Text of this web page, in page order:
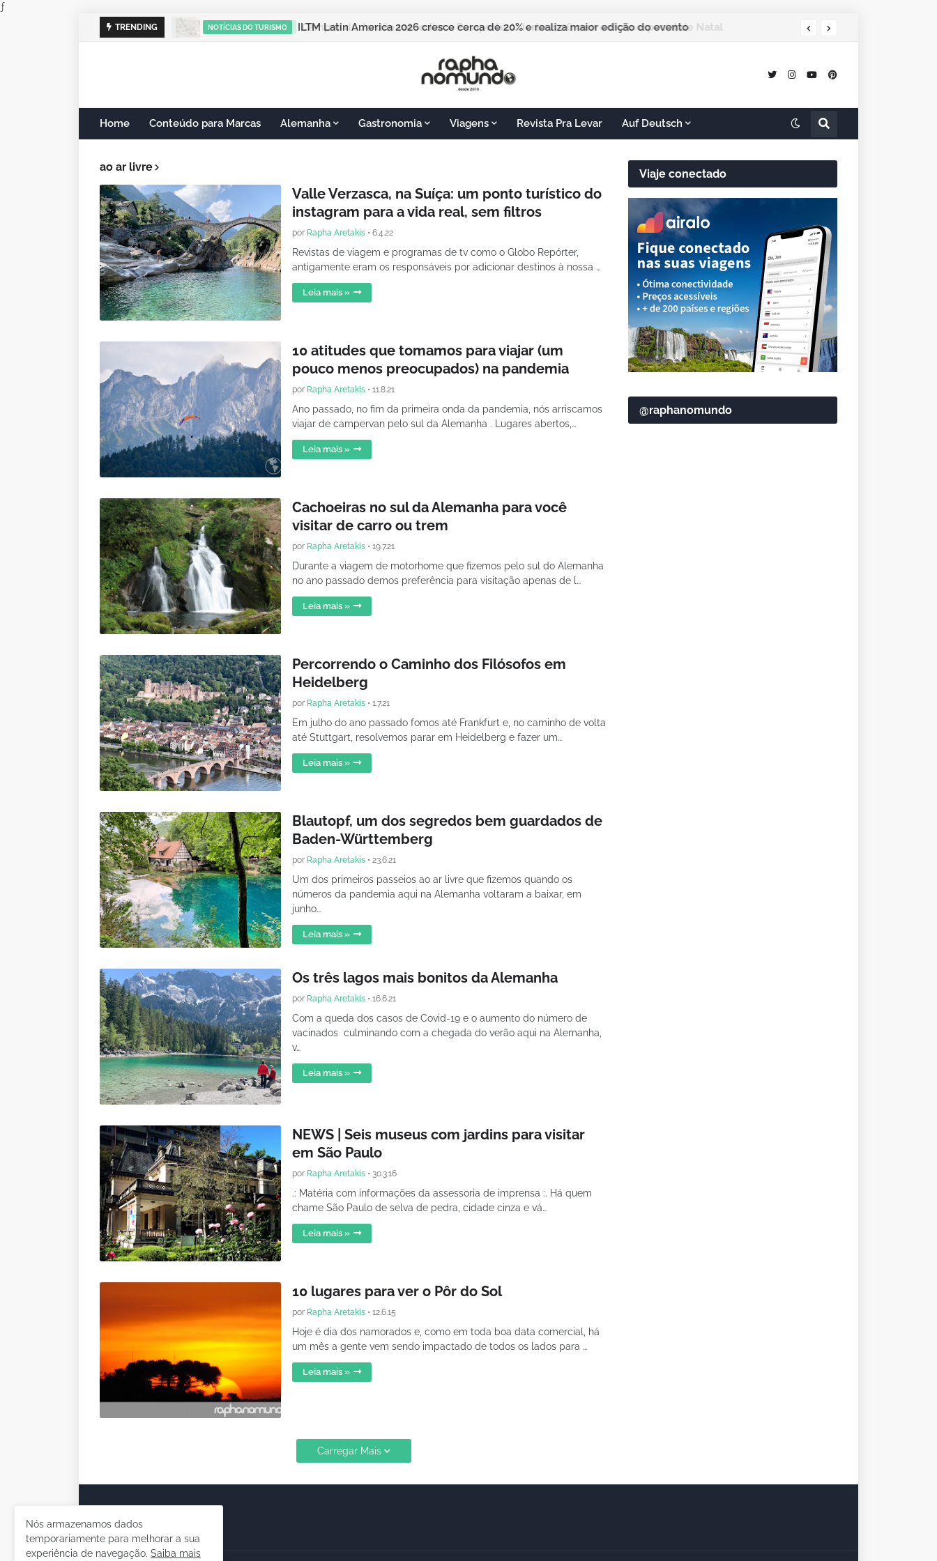
ƒ
TRENDING NOTÍCIAS DO TURISMO ILTM Latin America 2026 cresce cerca de 20% e realiza maior edição do evento
Home Conteúdo para Marcas Alemanha Gastronomia Viagens Revista Pra Levar Auf Deutsch
ao ar livre
Valle Verzasca, na Suíça: um ponto turístico do
instagram para a vida real, sem filtros
por Rapha Aretakis • 6.4.22
Revistas de viagem e programas de tv como o Globo Repórter,
antigamente eram os responsáveis por adicionar destinos à nossa …
Leia mais »
10 atitudes que tomamos para viajar (um
pouco menos preocupados) na pandemia
por Rapha Aretakis • 11.8.21
Ano passado, no fim da primeira onda da pandemia, nós arriscamos
viajar de campervan pelo sul da Alemanha . Lugares abertos,…
Leia mais »
Cachoeiras no sul da Alemanha para você
visitar de carro ou trem
por Rapha Aretakis • 19.7.21
Durante a viagem de motorhome que fizemos pelo sul do Alemanha
no ano passado demos preferência para visitação apenas de l…
Leia mais »
Percorrendo o Caminho dos Filósofos em
Heidelberg
por Rapha Aretakis • 1.7.21
Em julho do ano passado fomos até Frankfurt e, no caminho de volta
até Stuttgart, resolvemos parar em Heidelberg e fazer um…
Leia mais »
Blautopf, um dos segredos bem guardados de
Baden-Württemberg
por Rapha Aretakis • 23.6.21
Um dos primeiros passeios ao ar livre que fizemos quando os
números da pandemia aqui na Alemanha voltaram a baixar, em
junho…
Leia mais »
Os três lagos mais bonitos da Alemanha
por Rapha Aretakis • 16.6.21
Com a queda dos casos de Covid-19 e o aumento do número de
vacinados culminando com a chegada do verão aqui na Alemanha,
v…
Leia mais »
NEWS | Seis museus com jardins para visitar
em São Paulo
por Rapha Aretakis • 30.3.16
.: Matéria com informações da assessoria de imprensa :. Há quem
chame São Paulo de selva de pedra, cidade cinza e vá…
Leia mais »
10 lugares para ver o Pôr do Sol
por Rapha Aretakis • 12.6.15
Hoje é dia dos namorados e, como em toda boa data comercial, há
um mês a gente vem sendo impactado de todos os lados para …
Leia mais »
Carregar Mais
Viaje conectado
@raphanomundo
Nós armazenamos dados
temporariamente para melhorar a sua
experiência de navegação. Saiba mais